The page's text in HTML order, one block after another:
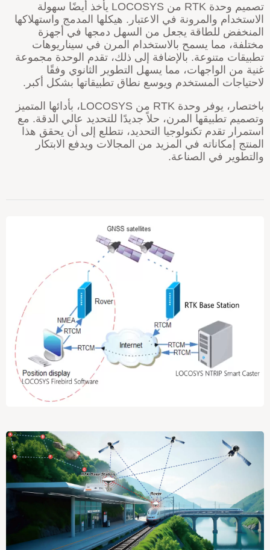
تصميم وحدة RTK من LOCOSYS يأخذ أيضًا سهولة
والمرونة في الاعتبار. هيكلها المدمج واستهلاكها
للطاقة يجعل من السهل دمجها في أجهزة
مما يسمح بالاستخدام المرن في سيناريوهات
متنوعة. بالإضافة إلى ذلك، تقدم الوحدة مجموعة
من الواجهات، مما يسهل التطوير الثانوي وفقًا
المستخدم ويوسع نطاق تطبيقاتها بشكل أكبر.
باختصار، يوفر وحدة RTK من LOCOSYS، بأدائها المتميز
تطبيقها المرن، حلاً جديدًا للتحديد عالي الدقة. مع
تقدم تكنولوجيا التحديد، نتطلع إلى أن يحقق هذا
إمكاناته في المزيد من المجالات ويدفع الابتكار
في الصناعة.